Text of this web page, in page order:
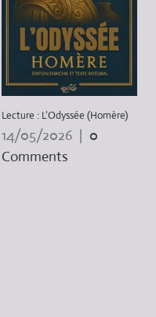
Lecture : L’Odyssée (Homère)
14/05/2026 | 0
Comments